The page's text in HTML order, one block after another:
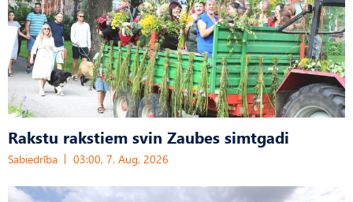
Rakstu rakstiem svin Zaubes simtgadi
Sabiedrība 03:00, 7. Aug, 2026